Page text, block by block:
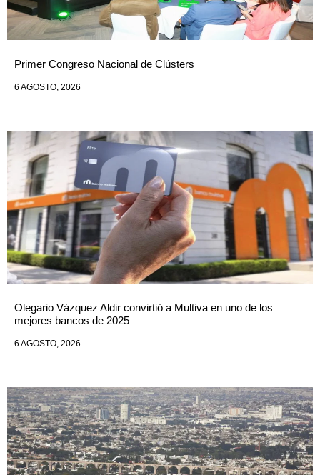
Primer Congreso Nacional de Clústers
6 AGOSTO, 2026
Olegario Vázquez Aldir convirtió a Multiva en uno de los
mejores bancos de 2025
6 AGOSTO, 2026